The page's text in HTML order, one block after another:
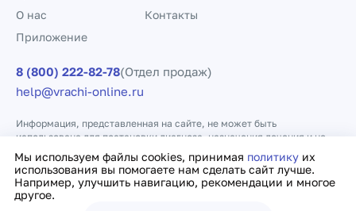
Мы используем файлы cookies, принимая политику их
использования вы помогаете нам сделать сайт лучше.
Например, улучшить навигацию, рекомендации и многое
другое.
О нас
Контакты
Приложение
8 (800) 222-82-78(Отдел продаж)
help@vrachi-online.ru
Информация, представленная на сайте, не может быть
использована для постановки диагноза, назначения лечения и не
заменяет прием врача.
Политика конфиденциальности Договор оферты